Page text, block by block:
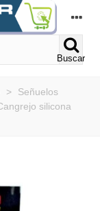
Buscar
>
Señuelos
silicona